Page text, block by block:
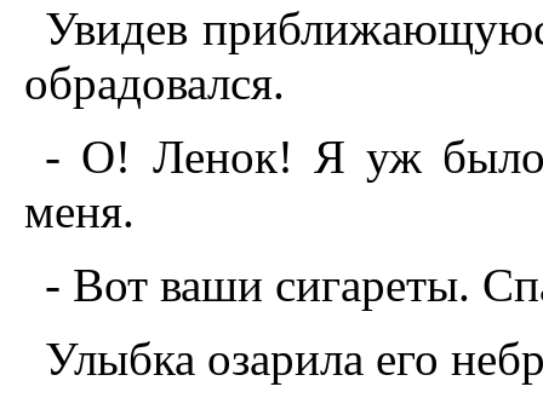
Увидев
обрадовался.
- О! Ленок! Я уж было
меня.
- Вот ваши сигареты.
Улыбка озарила его